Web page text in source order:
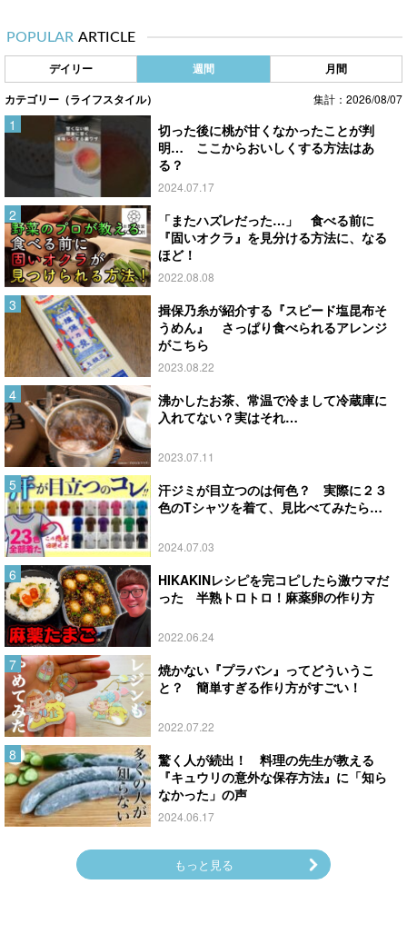
POPULAR ARTICLE
デイリー 週間 月間
カテゴリー（ライフスタイル） 集計：2026/08/07
切った後に桃が甘くなかったことが判
明… ここからおいしくする方法はあ
る？
2024.07.17
「またハズレだった…」 食べる前に
『固いオクラ』を見分ける方法に、なる
ほど！
2022.08.08
揖保乃糸が紹介する『スピード塩昆布そ
うめん』 さっぱり食べられるアレンジ
がこちら
2023.08.22
沸かしたお茶、常温で冷まして冷蔵庫に
入れてない？実はそれ…
2023.07.11
汗ジミが目立つのは何色？ 実際に２３
色のTシャツを着て、見比べてみたら…
2024.07.03
HIKAKINレシピを完コピしたら激ウマだ
った 半熟トロトロ！麻薬卵の作り方
2022.06.24
焼かない『プラバン』ってどういうこ
と？ 簡単すぎる作り方がすごい！
2022.07.22
驚く人が続出！ 料理の先生が教える
『キュウリの意外な保存方法』に「知ら
なかった」の声
2024.06.17
もっと見る